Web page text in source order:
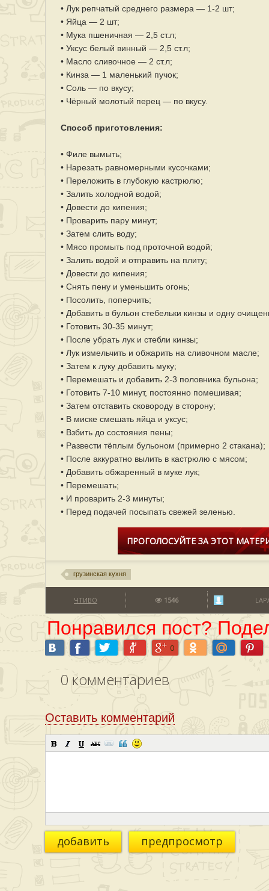
• Лук репчатый среднего размера — 1-2 шт;
• Яйца — 2 шт;
• Мука пшеничная — 2,5 ст.л;
• Уксус белый винный — 2,5 ст.л;
• Масло сливочное — 2 ст.л;
• Кинза — 1 маленький пучок;
• Соль — по вкусу;
• Чёрный молотый перец — по вкусу.
Способ приготовления:
• Филе вымыть;
• Нарезать равномерными кусочками;
• Переложить в глубокую кастрюлю;
• Залить холодной водой;
• Довести до кипения;
• Проварить пару минут;
• Затем слить воду;
• Мясо промыть под проточной водой;
• Залить водой и отправить на плиту;
• Довести до кипения;
• Снять пену и уменьшить огонь;
• Посолить, поперчить;
• Добавить в бульон стебельки кинзы и одну
• Готовить 30-35 минут;
• После убрать лук и стебли кинзы;
• Лук измельчить и обжарить на сливочном масле;
• Затем к луку добавить муку;
• Перемешать и добавить 2-3 половника бульона;
• Готовить 7-10 минут, постоянно помешивая;
• Затем отставить сковороду в сторону;
• В миске смешать яйца и уксус;
• Взбить до состояния пены;
• Развести тёплым бульоном (примерно 2 стакана);
• После аккуратно вылить в кастрюлю с мясом;
• Добавить обжаренный в муке лук;
• Перемешать;
• И проварить 2-3 минуты;
• Перед подачей посыпать свежей зеленью.
ПРОГОЛОСУЙТЕ ЗА ЭТОТ
грузинская кухня
ЧТИВО 1546
Понравился пост?
0
0 комментариев
Оставить комментарий
добавить предпросмотр